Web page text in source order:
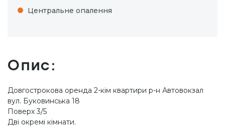
Центральне опалення
Опис:
Довгострокова оренда 2-кім квартири р-н Автовокзал
вул. Буковинська 18
Поверх 3/5
Дві окремі кімнати.